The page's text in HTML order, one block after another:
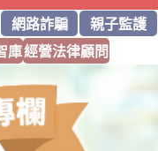
網路詐騙
親子監護
庫經營法律顧問